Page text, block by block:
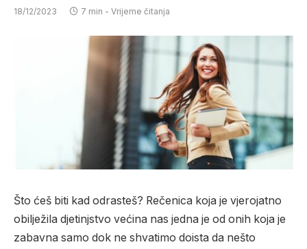
18/12/2023 7 min - Vrijeme čitanja
Što ćeš biti kad odrasteš? Rečenica koja je vjerojatno
obilježila djetinjstvo većina nas jedna je od onih koja je
zabavna samo dok ne shvatimo doista da nešto